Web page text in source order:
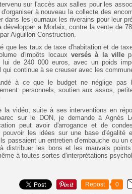
sur l'accès aux salles pour les
à nouveau la collecte des
dans les journaux les riverains pour leur
développer a Morlaix, contre la vente de
Aiguillon Construction.
que les taux de taxe d'habitation et de
d'impôts locauxversés à la ville
lui de 240 000 euros, avec un poids
qui continue à se creuser avec les
à ce que le budget ne néglige pas
personnels, soutien aux assos,
la vidéo, suite à ses interventions en
sur le DON, je demande à Agnès
peut avoir d'arrogance et de
pouvoir les idées sur une base
passaient un entretien d'embauche ou
distribuer les bons et les mauvais
à toutes sortes d'interprétations
Repost 0